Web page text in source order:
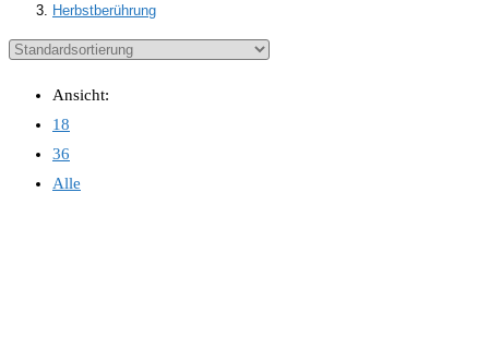
Herbstberührung
Ansicht:
18
36
Alle